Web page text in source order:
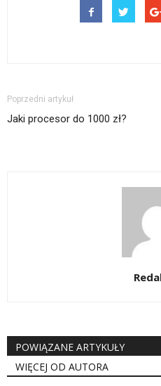
Poprzedni artykuł
Jaki procesor do 1000 zł?
POWIĄZANE ARTYKUŁY
WIĘCEJ OD AUTORA